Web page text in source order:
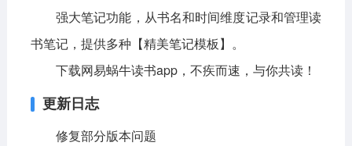
强大笔记功能，从书名和时间维度记录和管理读
书笔记，提供多种【精美笔记模板】。
下载网易蜗牛读书app，不疾而速，与你共读！
更新日志
修复部分版本问题